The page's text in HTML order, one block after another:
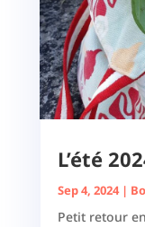
L’été
Sep 4, 2024|
Petit retour